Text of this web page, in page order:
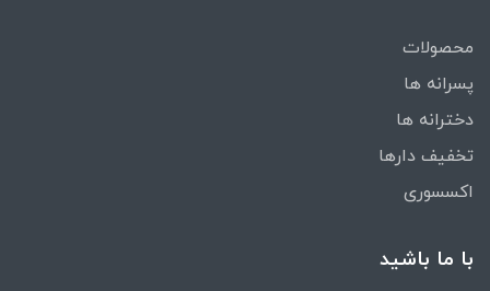
محصولات
پسرانه ها
دخترانه ها
تخفیف دارها
اکسسوری
با ما باشید